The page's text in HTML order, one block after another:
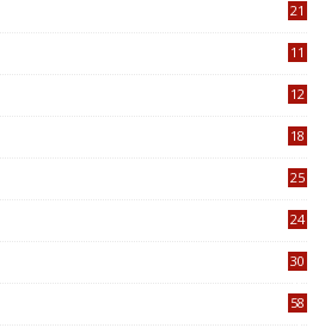
21
11
12
18
25
24
30
58